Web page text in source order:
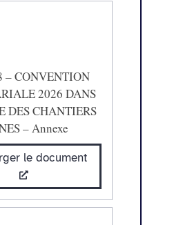
– CONVENTION
2026 DANS
DES CHANTIERS
– Annexe
le document